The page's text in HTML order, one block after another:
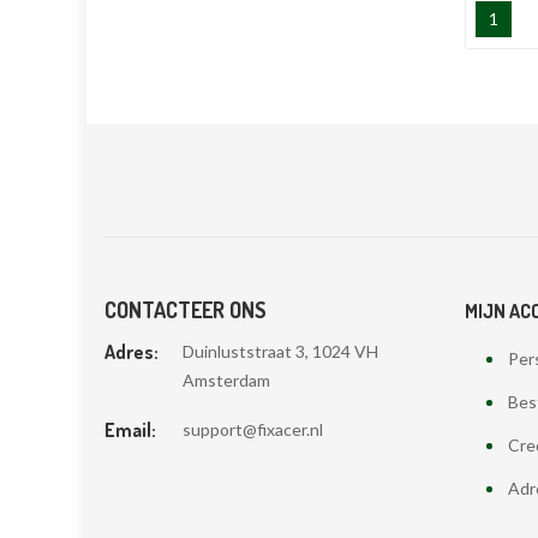
1
CONTACTEER ONS
Adres:
Duinluststraat 3, 1024 VH
Amsterdam
Email: support@fixacer.nl
MIJN